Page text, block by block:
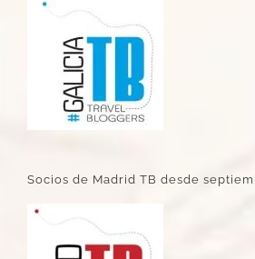
Socios de Madrid TB desde